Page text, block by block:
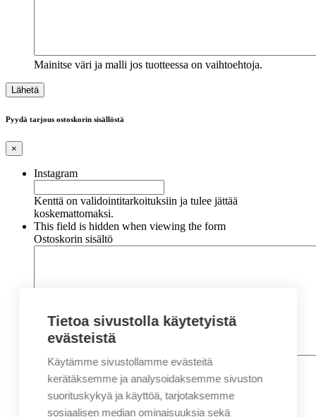
Mainitse väri ja malli jos tuotteessa on vaihtoehtoja.
Pyydä tarjous ostoskorin sisällöstä
×
Instagram
Kenttä on validointitarkoituksiin ja tulee jättää
koskemattomaksi.
This field is hidden when viewing the form
Ostoskorin sisältö
Nimi*
Etunimi
Sukunimi
Tietoa sivustolla käytetyistä
evästeistä
Käytämme sivustollamme evästeitä
kerätäksemme ja analysoidaksemme sivuston
suorituskykyä ja käyttöä, tarjotaksemme
sosiaalisen median ominaisuuksia sekä